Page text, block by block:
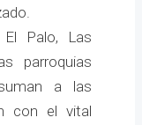
Palo, Las
parroquias
a las
con el vital